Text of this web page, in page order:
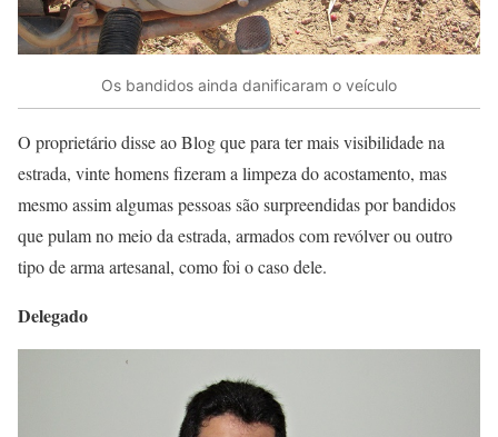
Os bandidos ainda danificaram o veículo
O proprietário disse ao Blog que para ter mais visibilidade na
estrada, vinte homens fizeram a limpeza do acostamento, mas
mesmo assim algumas pessoas são surpreendidas por bandidos
que pulam no meio da estrada, armados com revólver ou outro
tipo de arma artesanal, como foi o caso dele.
Delegado